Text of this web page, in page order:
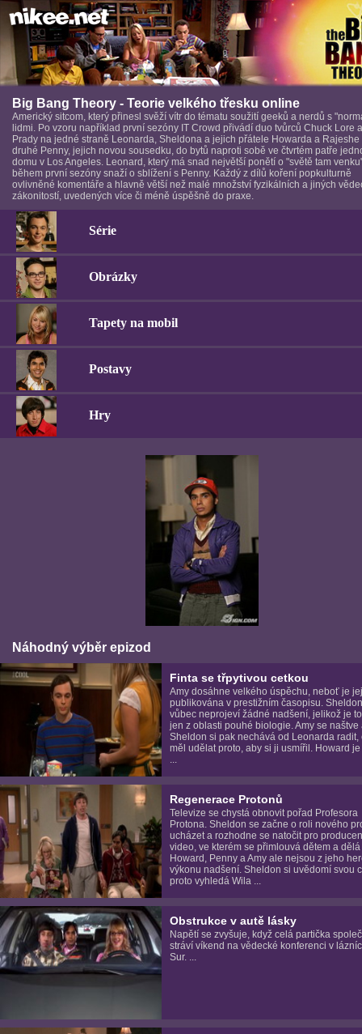
Big Bang Theory - Teorie velkého třesku online
Americký sitcom, který přinesl svěží vítr do tématu soužití geeků a nerdů s
lidmi. Po vzoru například první sezóny IT Crowd přivádí duo tvůrců Chuck Lore
Prady na jedné straně Leonarda, Sheldona a jejich přátele Howarda a Rajeshe
druhé Penny, jejich novou sousedku, do bytů naproti sobě ve čtvrtém patře
domu v Los Angeles. Leonard, který má snad největší ponětí o "světě tam
během první sezóny snaží o sblížení s Penny. Každý z dílů koření popkulturně
ovlivněné komentáře a hlavně větší než malé množství fyzikálních a jiných
zákonitostí, uvedených více či méně úspěšně do praxe.
Série
Obrázky
Tapety na mobil
Postavy
Hry
Náhodný výběr epizod
Finta se třpytivou cetkou
Amy dosáhne velkého úspěchu, neboť je
publikována v prestižním časopisu.
vůbec neprojeví žádné nadšení, jelikož je
jen z oblasti pouhé biologie. Amy se naštve
Sheldon si pak nechává od Leonarda radit,
měl udělat proto, aby si ji usmířil. Howard
Regenerace Protonů
Televize se chystá obnovit pořad Profesora
Protona. Sheldon se začne o roli nového
ucházet a rozhodne se natočit pro
video, ve kterém se přimlouvá dětem a dělá
Howard, Penny a Amy ale nejsou z jeho
výkonu nadšení. Sheldon si uvědomí svou
proto vyhledá Wila ...
Obstrukce v autě lásky
Napětí se zvyšuje, když celá partička
stráví víkend na vědecké konferenci v
Sur. ...